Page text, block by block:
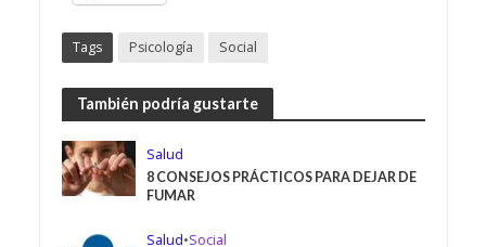
Tags Psicología Social
También podría gustarte
Salud
8 CONSEJOS PRÁCTICOS PARA DEJAR DE
FUMAR
Salud•Social